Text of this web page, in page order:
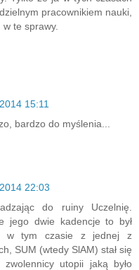
pracownikiem nauki,
w te sprawy.
15:11
bardzo do myślenia...
22:03
do ruiny Uczelnię.
jego dwie kadencje to był
w tym czasie z jednej z
SUM (wtedy SlAM) stał się
utopii jaką było